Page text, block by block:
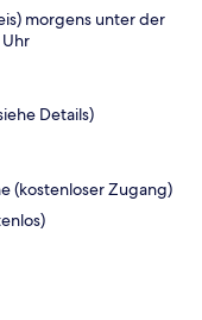
morgens unter der
Details)
(kostenloser Zugang)